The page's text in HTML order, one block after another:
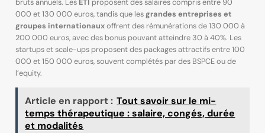
bruts annuels. Les ETI proposent des salaires compris entre 90
000 et 130 000 euros, tandis que lesgrandes entreprises et
groupes internationauxoffrent des rémunérations de 130 000 à
200 000 euros, avec des bonus pouvant atteindre 30 à 40%. Les
startups et scale-ups proposent des packages attractifs entre 100
000 et 150 000 euros, souvent complétés par des BSPCE ou de
l’equity.
Article en rapport : Tout savoir sur le mi-
temps thérapeutique : salaire, congés, durée
et modalités